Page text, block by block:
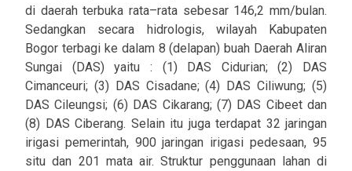
di daerah terbuka rata–rata sebesar 146,2 mm/bulan.
Sedangkan secara hidrologis, wilayah Kabupaten
Bogor terbagi ke dalam 8 (delapan) buah Daerah Aliran
Sungai (DAS) yaitu : (1) DAS Cidurian; (2) DAS
Cimanceuri; (3) DAS Cisadane; (4) DAS Ciliwung; (5)
DAS Cileungsi; (6) DAS Cikarang; (7) DAS Cibeet dan
(8) DAS Ciberang. Selain itu juga terdapat 32 jaringan
irigasi pemerintah, 900 jaringan irigasi pedesaan, 95
situ dan 201 mata air. Struktur penggunaan lahan di